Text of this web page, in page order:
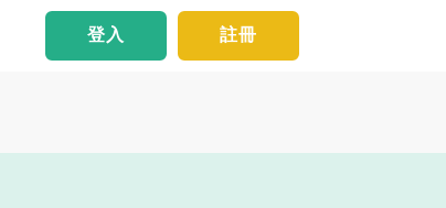
註冊
登入